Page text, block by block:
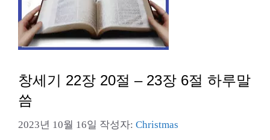
창세기 22장 20절 – 23장 6절 하루말
씀
2023년 10월 16일 작성자: Christmas